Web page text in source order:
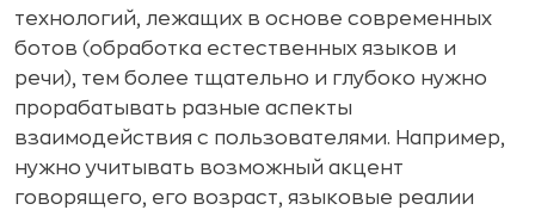
технологий, лежащих в основе современных
ботов (обработка естественных языков и
речи), тем более тщательно и глубоко нужно
прорабатывать разные аспекты
взаимодействия с пользователями. Например,
нужно учитывать возможный акцент
говорящего, его возраст, языковые реалии